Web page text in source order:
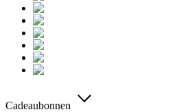
Cadeaubonnen